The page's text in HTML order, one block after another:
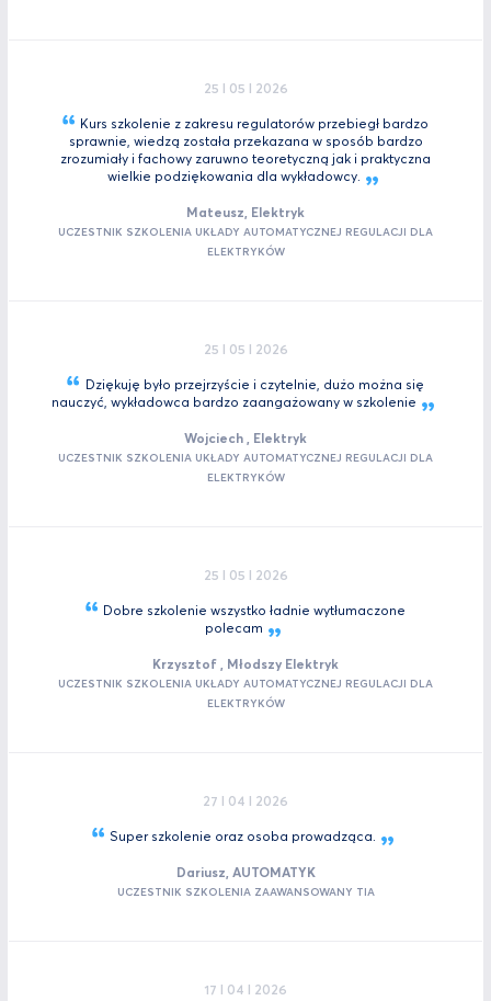
25 I 05 I 2026
Kurs szkolenie z zakresu regulatorów przebiegł bardzo
sprawnie, wiedzą została przekazana w sposób bardzo
zrozumiały i fachowy zaruwno teoretyczną jak i praktyczna
wielkie podziękowania dla wykładowcy.
Mateusz, Elektryk
UCZESTNIK SZKOLENIA UKŁADY AUTOMATYCZNEJ REGULACJI DLA
ELEKTRYKÓW
25 I 05 I 2026
Dziękuję było przejrzyście i czytelnie, dużo można się
nauczyć, wykładowca bardzo zaangażowany w szkolenie
Wojciech , Elektryk
UCZESTNIK SZKOLENIA UKŁADY AUTOMATYCZNEJ REGULACJI DLA
ELEKTRYKÓW
25 I 05 I 2026
Dobre szkolenie wszystko ładnie wytłumaczone
polecam
Krzysztof , Młodszy Elektryk
UCZESTNIK SZKOLENIA UKŁADY AUTOMATYCZNEJ REGULACJI DLA
ELEKTRYKÓW
27 I 04 I 2026
Super szkolenie oraz osoba prowadząca.
Dariusz, AUTOMATYK
UCZESTNIK SZKOLENIA ZAAWANSOWANY TIA
17 I 04 I 2026